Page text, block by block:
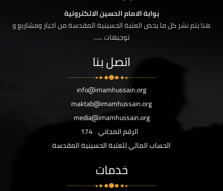
بوابة الامام الحسين الالكترونية
هنا يتم نشر كل ما يخص العتبة الحسينية المقدسة من اخبار ومشاريع و
توجيهات ......
اتصل بنا
info@imamhussain.org
maktab@imamhussain.org
media@imamhussain.org
الرقم المجاني 174
الحساب المالي للعتبة الحسينية المقدسة
خدمات